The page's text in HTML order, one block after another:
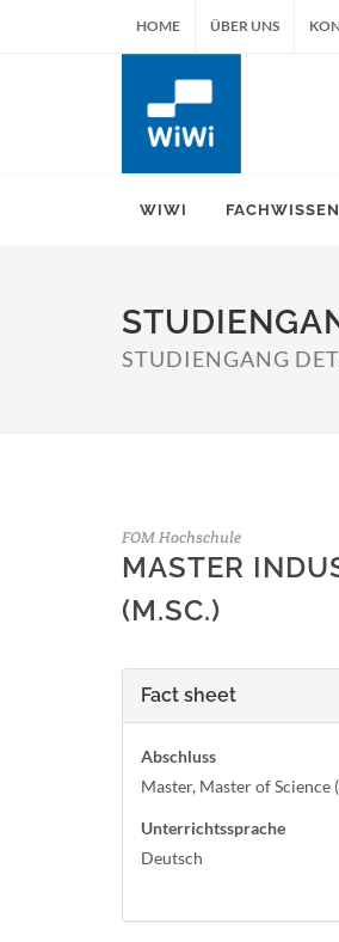
HOME ÜBER UNS
WIWI FACHWISSEN
STUDIENGANG
FOM Hochschule
MASTER
(M.SC.)
Fact sheet
Abschluss
Master, Master of Science
Unterrichtssprache
Deutsch